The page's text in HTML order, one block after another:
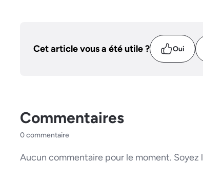
Cet article vous a été utile ? Oui
Commentaires
0 commentaire
Aucun commentaire pour le moment. Soyez